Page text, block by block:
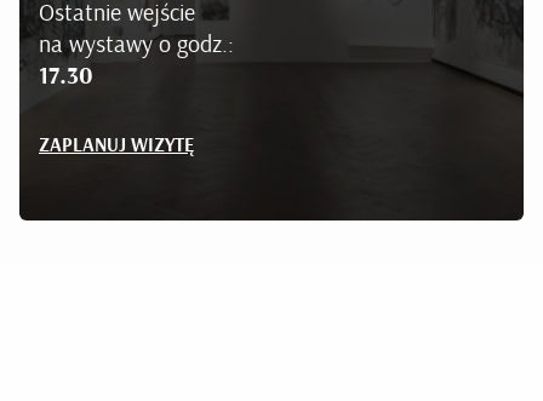
Ostatnie wejście
na wystawy o godz.:
17.30
ZAPLANUJ WIZYTĘ